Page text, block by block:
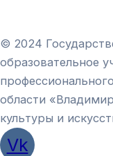
© 2024
образовательное
области
культуры и
Vk